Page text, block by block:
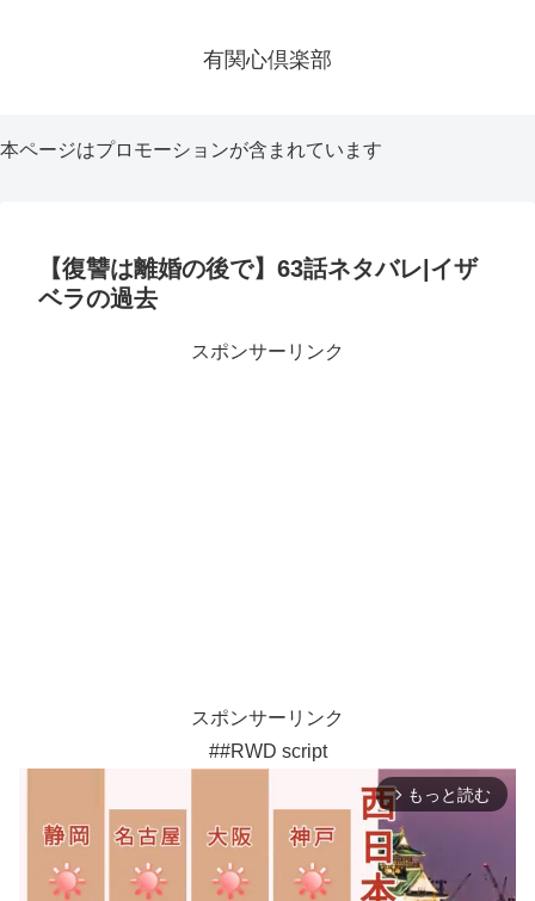
有関心倶楽部
本ページはプロモーションが含まれています
【復讐は離婚の後で】63話ネタバレ|イザ
ベラの過去
スポンサーリンク
スポンサーリンク
##RWD script
arrow_forward_ios もっと読む